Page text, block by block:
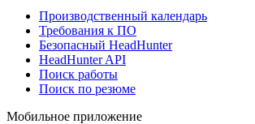
Производственный календарь
Требования к ПО
Безопасный HeadHunter
HeadHunter API
Поиск работы
Поиск по резюме
Мобильное приложение